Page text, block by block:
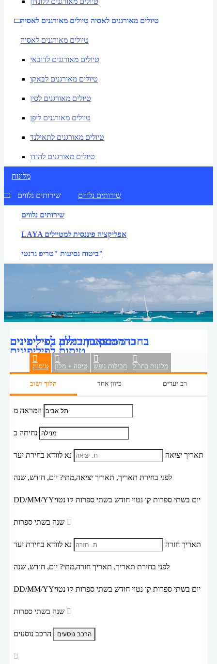
טיולים מאורגנים לאסיה טיולים מאורגנים לאסיה
טיולים מאורגנים לאסיה
טיולים מאורגנים לדובאי
טיולים מאורגנים לבאקו
טיולים מאורגנים לסין
טיולים מאורגנים ליפן
טיולים מאורגנים לתאילנד
טיולים מאורגנים להודו
מלונות
שירותים נלווים שירותים נלווים
שירותים נלווים
LAYA אפליקציה פיננסית למטיילים
ביטוח נסיעות "טריפ גרנטי"
טיסות טיסה + מלון חבילות נופש מלונות בחו"ל
טיסות לפיליפינים
הלוך ושוב כיוון אחד רב יעדים
המראה מ
נחיתה ב
תאריך יציאה נא לוודא בחירת יעד
לפני בחירת תאריך, תאריך יציאה,מתי? יום, חודש, שנה
DD/MM/YYיום בשתי ספרות קו נטוי חודש בשתי ספרות קו נטוי
תאריך חזרה נא לוודא בחירת יעד
לפני בחירת תאריך, תאריך חזרה,מתי? יום, חודש, שנה
DD/MM/YYיום בשתי ספרות קו נטוי חודש בשתי ספרות קו נטוי
הרכב נוסעים
מצאו חבילות לפיליפינים
בחרו ממגוון דילים לפיליפינים
בחרו ממגוון בתי מלון בפיליפינים